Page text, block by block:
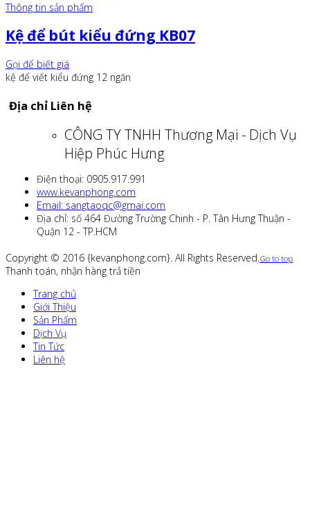
Thông tin sản phẩm
Kệ để bút kiểu đứng KB07
Gọi để biết giá
kệ để viết kiểu đứng 12 ngăn
Địa chỉ Liên hệ
CÔNG TY TNHH Thương Mại - Dịch Vụ
Hiệp Phúc Hưng
Điện thoại: 0905.917.991
www.kevanphong.com
Email: sangtaoqc@gmai.com
Địa chỉ: số 464 Đường Trường Chinh - P. Tân Hưng Thuận -
Quận 12 - TP.HCM
Copyright © 2016 {kevanphong.com}. All Rights Reserved. Go to top
Thanh toán, nhận hàng trả tiền
Trang chủ
Giới Thiệu
Sản Phẩm
Dịch Vụ
Tin Tức
Liên hệ